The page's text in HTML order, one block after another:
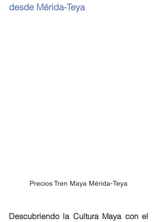
desde Mérida-Teya
Precios Tren Maya Mérida-Teya
Descubriendo la Cultura Maya con el